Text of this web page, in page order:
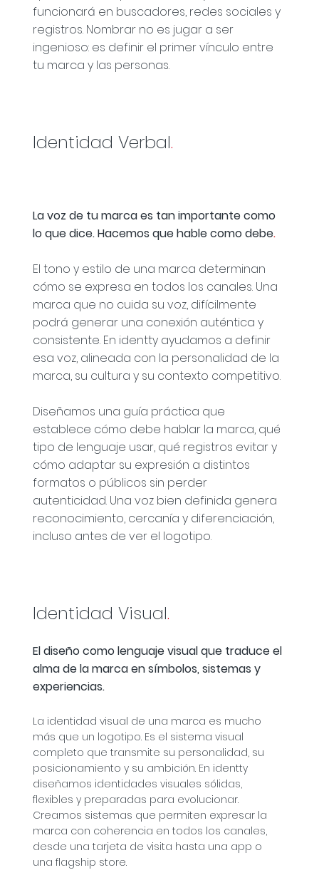
funcionará en buscadores, redes sociales y
registros. Nombrar no es jugar a ser
ingenioso: es definir el primer vínculo entre
tu marca y las personas.
Identidad Verbal.
La voz de tu marca es tan importante como
lo que dice. Hacemos que hable como debe.
El tono y estilo de una marca determinan
cómo se expresa en todos los canales. Una
marca que no cuida su voz, difícilmente
podrá generar una conexión auténtica y
consistente. En identty ayudamos a definir
esa voz, alineada con la personalidad de la
marca, su cultura y su contexto competitivo.
Diseñamos una guía práctica que
establece cómo debe hablar la marca, qué
tipo de lenguaje usar, qué registros evitar y
cómo adaptar su expresión a distintos
formatos o públicos sin perder
autenticidad. Una voz bien definida genera
reconocimiento, cercanía y diferenciación,
incluso antes de ver el logotipo.
Identidad Visual.
El diseño como lenguaje visual que traduce el
alma de la marca en símbolos, sistemas y
experiencias.
La identidad visual de una marca es mucho
más que un logotipo. Es el sistema visual
completo que transmite su personalidad, su
posicionamiento y su ambición. En identty
diseñamos identidades visuales sólidas,
flexibles y preparadas para evolucionar.
Creamos sistemas que permiten expresar la
marca con coherencia en todos los canales,
desde una tarjeta de visita hasta una app o
una flagship store.